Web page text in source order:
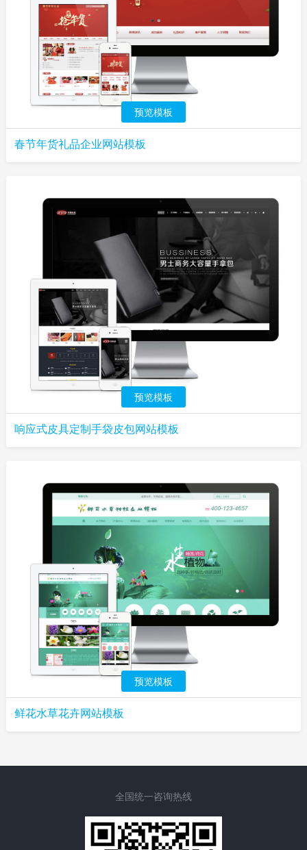
预览模板
春节年货礼品企业网站模板
预览模板
响应式皮具定制手袋皮包网站模板
预览模板
鲜花水草花卉网站模板
全国统一咨询热线